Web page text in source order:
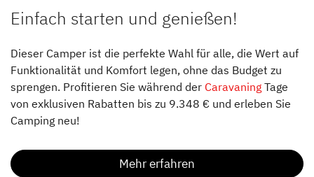
Einfach starten und genießen!
Dieser Camper ist die perfekte Wahl für alle, die Wert auf
Funktionalität und Komfort legen, ohne das Budget zu
sprengen. Profitieren Sie während der Caravaning Tage
von exklusiven Rabatten bis zu 9.348 € und erleben Sie
Camping neu!
Mehr erfahren